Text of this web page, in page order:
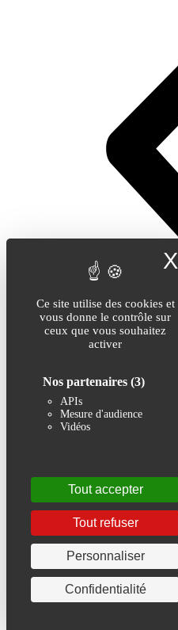
Ce site utilise des cookies et
vous donne le contrôle sur
ceux que vous souhaitez
activer
Nos partenaires (3)
APIs
Mesure d'audience
Vidéos
Tout accepter
Tout refuser
Personnaliser
Confidentialité
X